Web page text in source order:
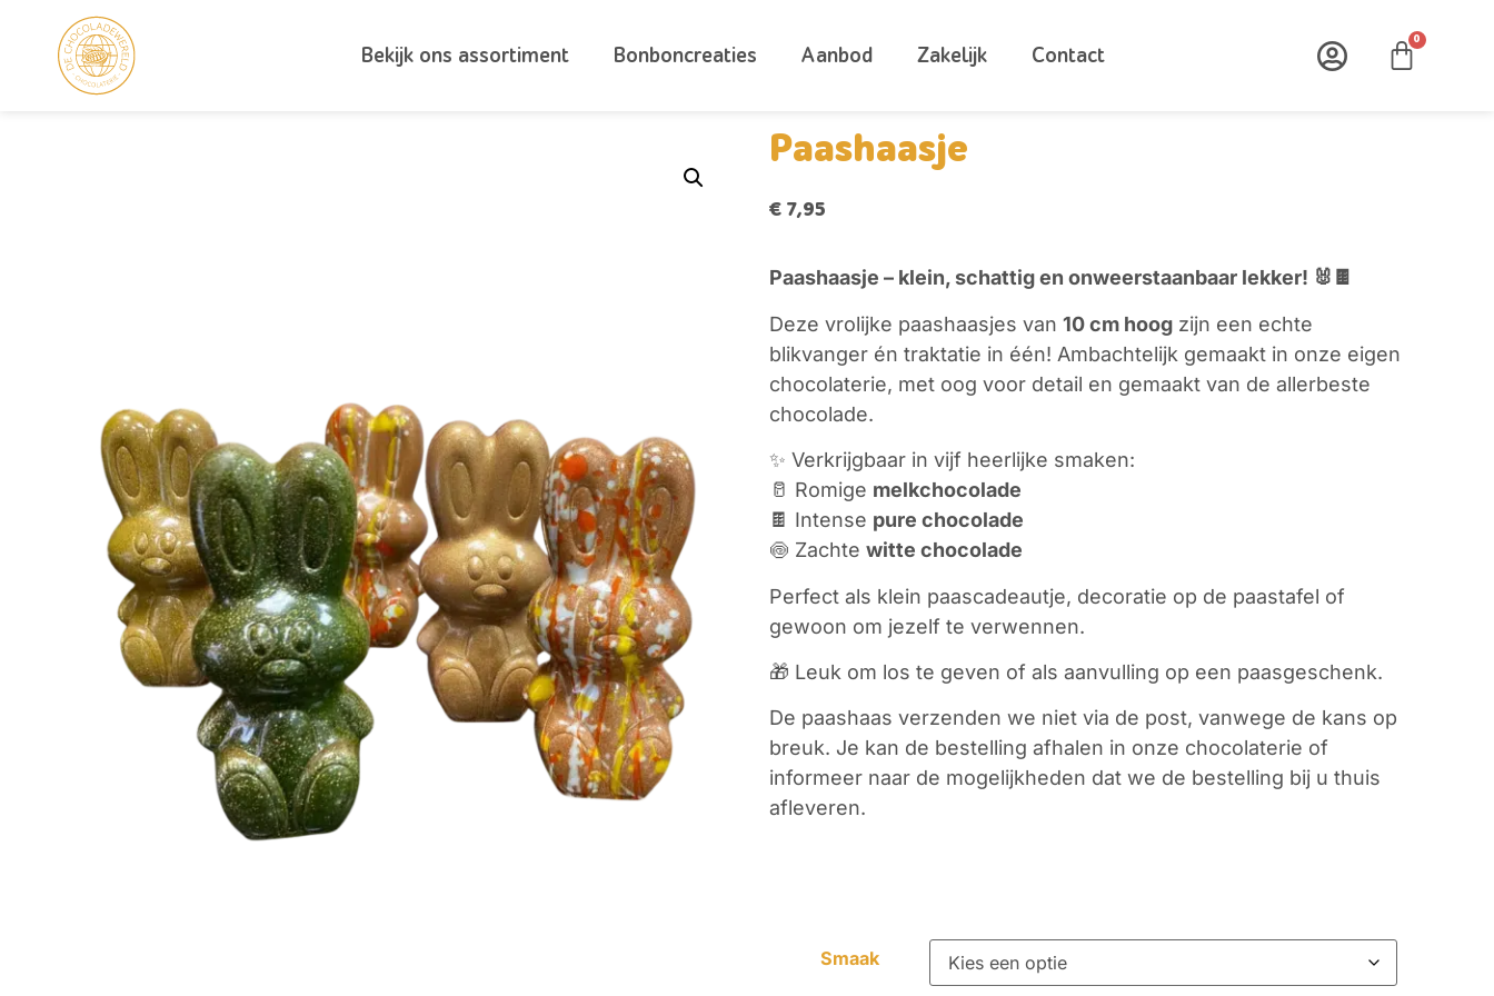
Bekijk ons assortiment Bonboncreaties Aanbod Zakelijk Contact
0
Productoverzicht
Paashaasje
€ 7,95
Paashaasje – klein, schattig en onweerstaanbaar lekker! 🐰🍫
Deze vrolijke paashaasjes van 10 cm hoog zijn een echte
blikvanger én traktatie in één! Ambachtelijk gemaakt in onze eigen
chocolaterie, met oog voor detail en gemaakt van de allerbeste
chocolade.
✨ Verkrijgbaar in vijf heerlijke smaken:
🥛 Romige melkchocolade
🍫 Intense pure chocolade
🍥 Zachte witte chocolade
Perfect als klein paascadeautje, decoratie op de paastafel of
gewoon om jezelf te verwennen.
🎁 Leuk om los te geven of als aanvulling op een paasgeschenk.
De paashaas verzenden we niet via de post, vanwege de kans op
breuk. Je kan de bestelling afhalen in onze chocolaterie of
informeer naar de mogelijkheden dat we de bestelling bij u thuis
afleveren.
Smaak